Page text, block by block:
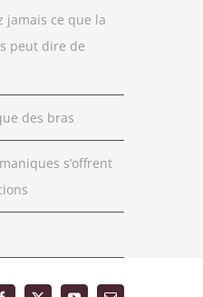
jamais ce que la
peut dire de
des bras
s’offrent